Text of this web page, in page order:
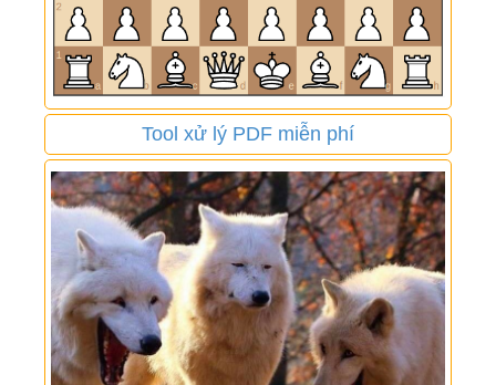
Tool xử lý PDF miễn phí